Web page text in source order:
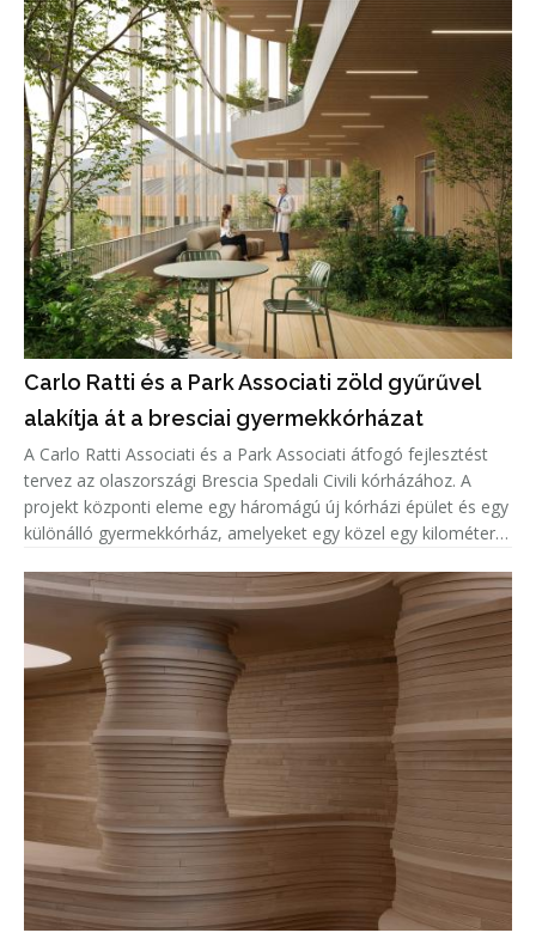
Carlo Ratti és a Park Associati zöld gyűrűvel
alakítja át a bresciai gyermekkórházat
A Carlo Ratti Associati és a Park Associati átfogó fejlesztést
tervez az olaszországi Brescia Spedali Civili kórházához. A
projekt központi eleme egy háromágú új kórházi épület és egy
különálló gyermekkórház, amelyeket egy közel egy kilométer